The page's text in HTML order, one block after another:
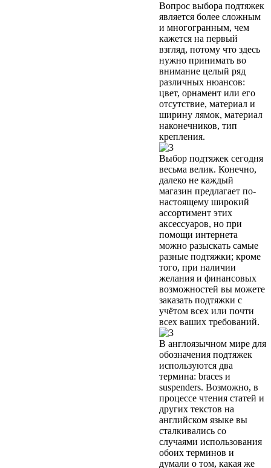
Вопрос выбора подтяжек
является более сложным
и многогранным, чем
кажется на первый
взгляд, потому что здесь
нужно принимать во
внимание целый ряд
различных нюансов:
цвет, орнамент или его
отсутствие, материал и
ширину лямок, материал
наконечников, тип
крепления.
Выбор подтяжек сегодня
весьма велик. Конечно,
далеко не каждый
магазин предлагает по-
настоящему широкий
ассортимент этих
аксессуаров, но при
помощи интернета
можно разыскать самые
разные подтяжки; кроме
того, при наличии
желания и финансовых
возможностей вы можете
заказать подтяжки с
учётом всех или почти
всех ваших требований.
В англоязычном мире для
обозначения подтяжек
используются два
термина: braces и
suspenders. Возможно, в
процессе чтения статей и
других текстов на
английском языке вы
сталкивались со
случаями использования
обоих терминов и
думали о том, какая же